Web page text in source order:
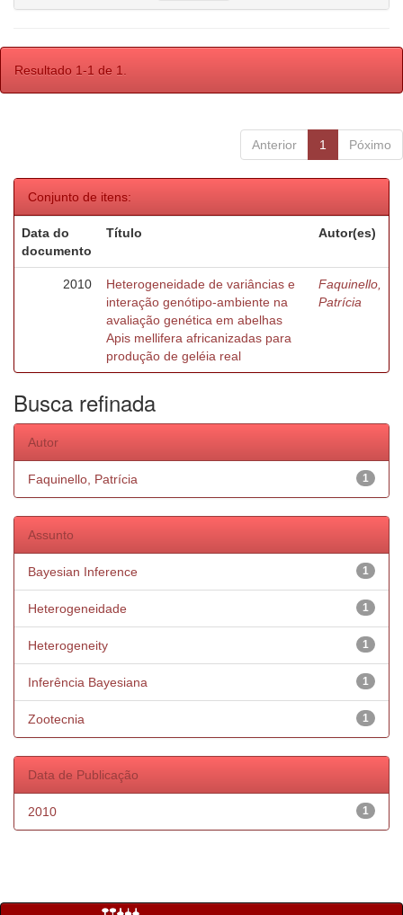
Resultado 1-1 de 1.
Anterior 1 Póximo
Conjunto de itens:
Data do
documento
Título Autor(es)
2010
Heterogeneidade de variâncias e
interação genótipo-ambiente na
avaliação genética em abelhas
Apis mellifera africanizadas para
produção de geléia real
Faquinello,
Patrícia
Busca refinada
Autor
1
Faquinello, Patrícia
Assunto
1
Bayesian Inference
1
Heterogeneidade
1
Heterogeneity
1
Inferência Bayesiana
1
Zootecnia
Data de Publicação
1
2010